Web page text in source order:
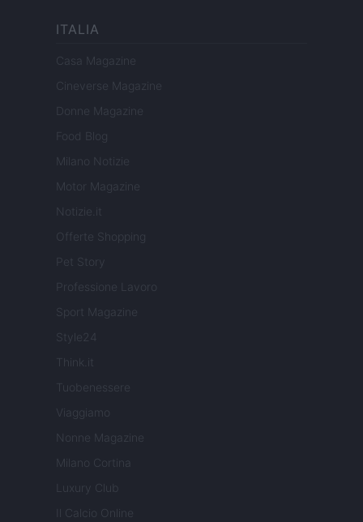
ITALIA
Casa Magazine
Cineverse Magazine
Donne Magazine
Food Blog
Milano Notizie
Motor Magazine
Notizie.it
Offerte Shopping
Pet Story
Professione Lavoro
Sport Magazine
Style24
Think.it
Tuobenessere
Viaggiamo
Nonne Magazine
Milano Cortina
Luxury Club
Il Calcio Online